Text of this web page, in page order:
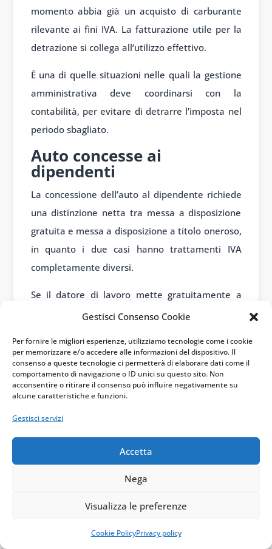
Gestisci Consenso Cookie
Per fornire le migliori esperienze, utilizziamo tecnologie come i cookie
per memorizzare e/o accedere alle informazioni del dispositivo. Il
consenso a queste tecnologie ci permetterà di elaborare dati come il
comportamento di navigazione o ID unici su questo sito. Non
acconsentire o ritirare il consenso può influire negativamente su
alcune caratteristiche e funzioni.
Gestisci servizi
Accetta
Nega
Visualizza le preferenze
Cookie PolicyPrivacy policy
momento abbia già un acquisto di carburante
rilevante ai fini IVA. La fatturazione utile per la
detrazione si collega all’utilizzo effettivo.
È una di quelle situazioni nelle quali la gestione
amministrativa deve coordinarsi con la
contabilità, per evitare di detrarre l’imposta nel
periodo sbagliato.
Auto concesse ai
dipendenti
La concessione dell’auto al dipendente richiede
una distinzione netta tra messa a disposizione
gratuita e messa a disposizione a titolo oneroso,
in quanto i due casi hanno trattamenti IVA
completamente diversi.
Se il datore di lavoro mette gratuitamente a
disposizione del dipendente un veicolo soggetto
costituisce operazione imponibile IVA: l’impresa
detrae il 40% sui costi e non applica IVA al
dipendente. Se invece il dipendente paga un
imponibile IVA e il datore di lavoro può detrarre
integralmente l’IVA relativa al veicolo, perché il
mezzo è impiegato per effettuare una
prestazione imponibile.
disposizione
Detrazione
a monte
Trattamento a